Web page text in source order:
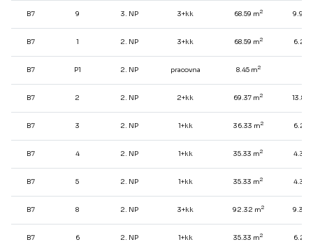
B7 9 3. NP 3+kk 68.59 m2 9.92
B7 1 2. NP 3+kk 68.59 m2 6.28
B7 P1 2. NP pracovna 8.45 m2
B7 2 2. NP 2+kk 69.37 m2 13.82
B7 3 2. NP 1+kk 36.33 m2 6.28
B7 4 2. NP 1+kk 35.33 m2 4.39
B7 5 2. NP 1+kk 35.33 m2 4.39
B7 8 2. NP 3+kk 92.32 m2 9.32
B7 6 2. NP 1+kk 35.33 m2 6.28